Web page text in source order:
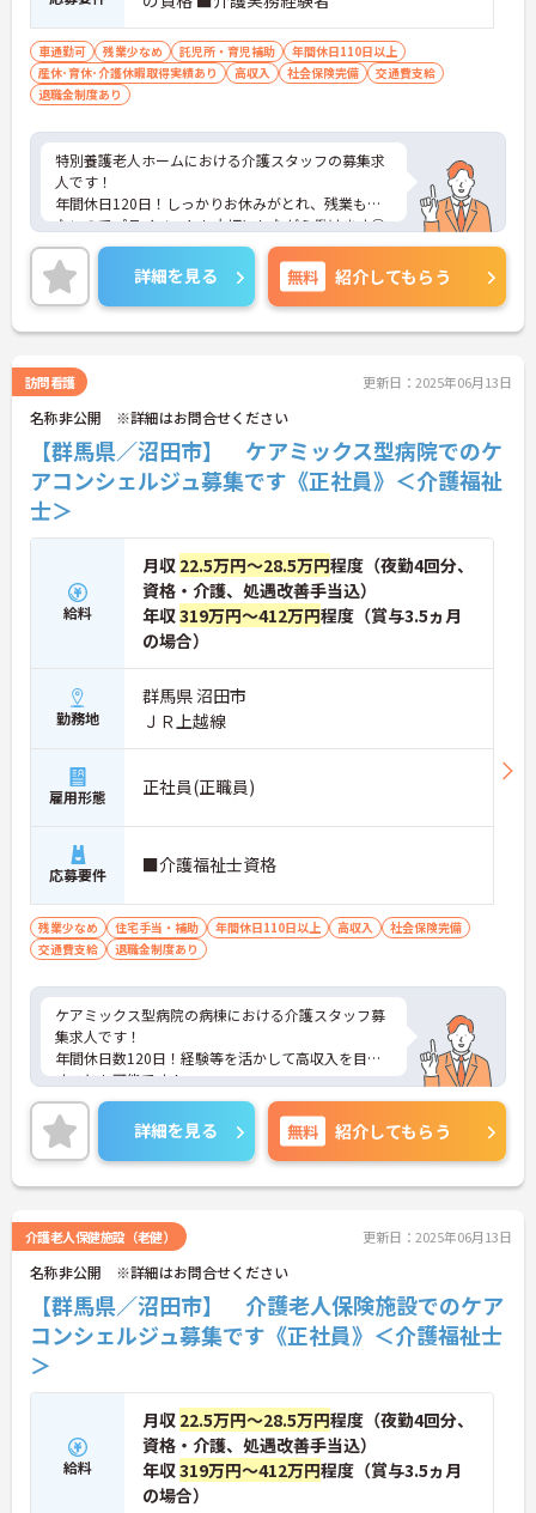
車通勤可 残業少なめ 託児所・育児補助
年間休日110日以上
産休･育休･介護休暇取得実績あり
高収入 社会保険完備
交通費支給
退職金制度あり
特別養護老人ホームにおける介護スタッフの募集求
人です！
年間休日120日！しっかりお休みがとれ、残業も少
ないのでプライベートも大切にしながら働けます◎
無料駐車場完備で車通勤希望の方も安心ですよ★
また利用可能託児所あり！子育て世代にも働きやす
い環境が整っています♪
ご興味ある方には、面接のポイントなど、さらに詳
細をお話致しますのでお気軽にご相談ください。
詳細を見る 無料 紹介してもらう
訪問看護 更新日：2025年06月13日
名称非公開 ※詳細はお問合せください
【群馬県／沼田市】 ケアミックス型病院でのケ
アコンシェルジュ募集です《正社員》＜介護福祉
士＞
給料
月収 22.5万円～28.5万円程度（夜勤4回分、
資格・介護、処遇改善手当込）
年収319万円～412万円程度（賞与3.5ヵ月
の場合）
勤務地
群馬県 沼田市
ＪＲ上越線
雇用形態 正社員(正職員)
応募要件 ■介護福祉士資格
残業少なめ 住宅手当・補助 年間休日110日以上 高収入
社会保険完備
交通費支給
退職金制度あり
ケアミックス型病院の病棟における介護スタッフ募
集求人です！
年間休日数120日！経験等を活かして高収入を目指
すことも可能です！
ご興味ある方には、面接のポイントなど、さらに詳
細をお話致しますのでお気軽にご相談ください。
詳細を見る 無料 紹介してもらう
介護老人保健施設（老健） 更新日：2025年06月13日
名称非公開 ※詳細はお問合せください
【群馬県／沼田市】 介護老人保険施設でのケア
コンシェルジュ募集です《正社員》＜介護福祉士
＞
給料
月収 22.5万円～28.5万円程度（夜勤4回分、
資格・介護、処遇改善手当込）
年収319万円～412万円程度（賞与3.5ヵ月
の場合）